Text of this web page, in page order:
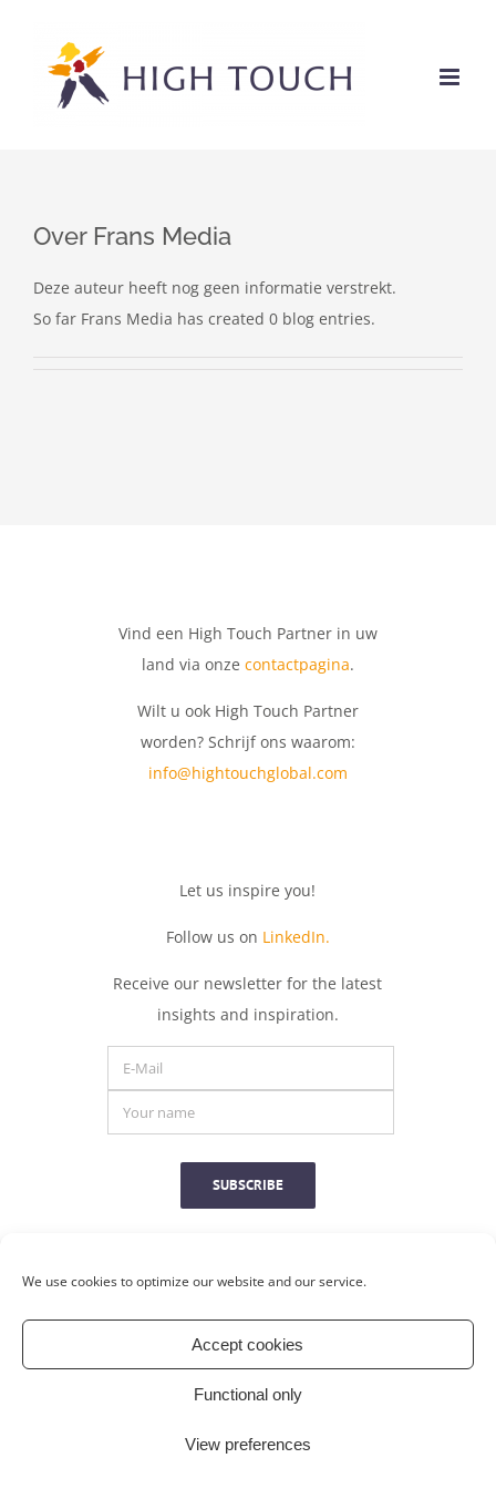
We use cookies to optimize our website and our service.
Accept cookies
Functional only
View preferences
inhoud
Over Frans Media
Deze auteur heeft nog geen informatie verstrekt.
So far Frans Media has created 0 blog entries.
Vind een High Touch Partner in uw
land via onze contactpagina.
Wilt u ook High Touch Partner
worden? Schrijf ons waarom:
info@hightouchglobal.com
Let us inspire you!
Follow us on LinkedIn.
Receive our newsletter for the latest
insights and inspiration.
SUBSCRIBE
|Cookie Statement